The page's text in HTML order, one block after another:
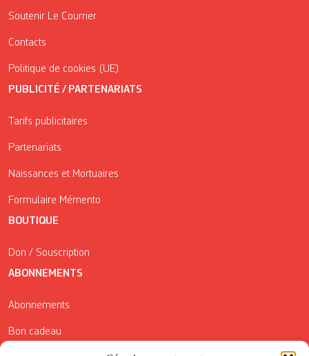
Soutenir Le Courrier
Contacts
Politique de cookies (UE)
PUBLICITÉ / PARTENARIATS
Tarifs publicitaires
Partenariats
Naissances et Mortuaires
Formulaire Mémento
BOUTIQUE
Don / Souscription
ABONNEMENTS
Abonnements
Bon cadeau